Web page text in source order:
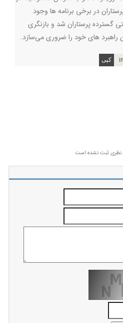
در برخی برنامه ها وجود
گسترده پرستاران شد و بازنگری
راهبرد های خود را ضروری می‌سازد.
نظری ثبت نشده است